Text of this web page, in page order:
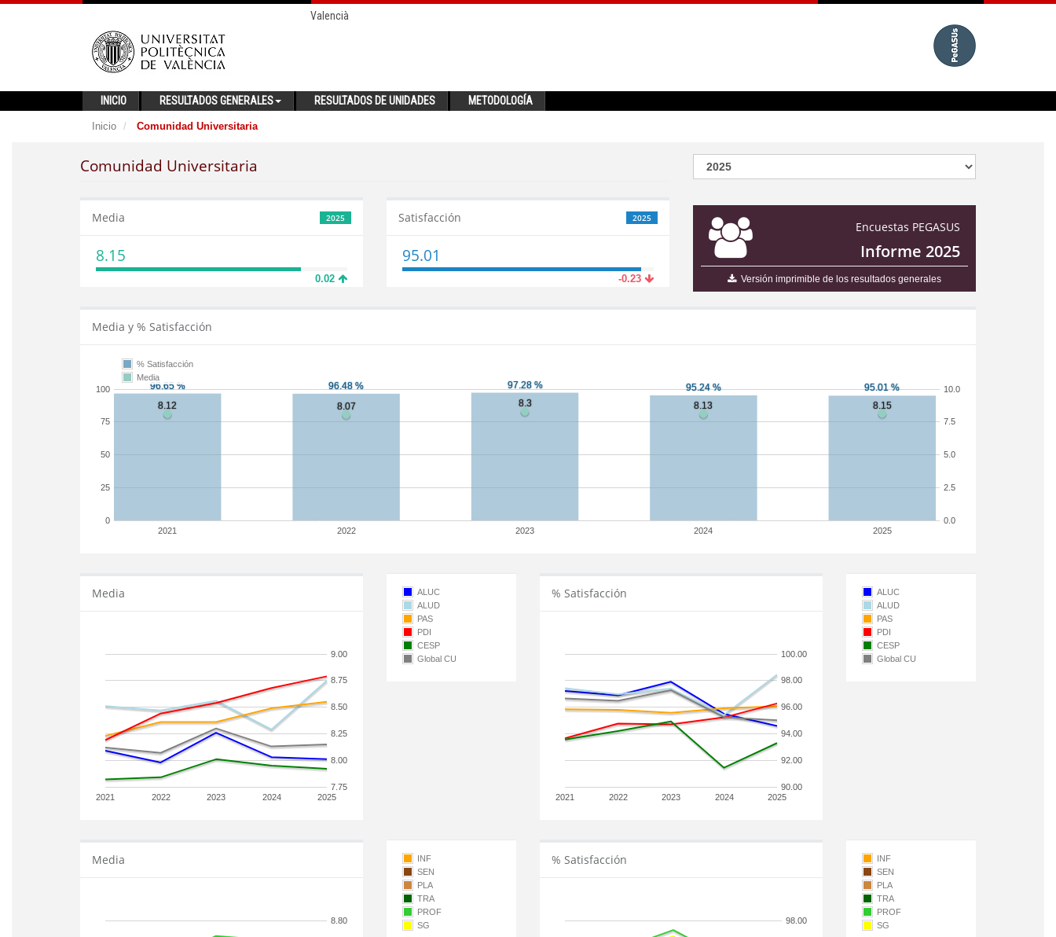
Valencià
INICIO RESULTADOS GENERALES RESULTADOS DE UNIDADES METODOLOGÍA
Inicio Comunidad Universitaria
Comunidad Universitaria
Encuestas PEGASUS
Informe 2025
Versión imprimible de los resultados generales
2025
Media
8.15
0.02
2025
Satisfacción
95.01
-0.23
Media y % Satisfacción
2021 2022 2023 2024 2025
0
25
50
75
100
0.0
2.5
5.0
7.5
10.0
% Satisfacción
Media
Media
2021 2022 2023 2024 2025
7.75
8.00
8.25
8.50
8.75
9.00
ALUC
ALUD
PAS
PDI
CESP
Global CU
% Satisfacción
2021 2022 2023 2024 2025
90.00
92.00
94.00
96.00
98.00
100.00
ALUC
ALUD
PAS
PDI
CESP
Global CU
Media
8.80
INF
SEN
PLA
TRA
PROF
SG
% Satisfacción
98.00
INF
SEN
PLA
TRA
PROF
SG